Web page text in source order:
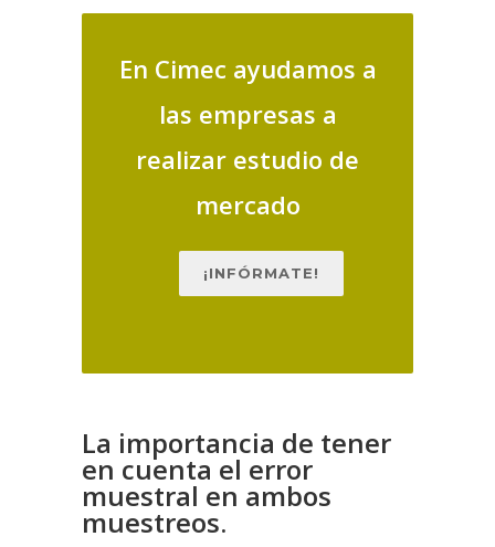
En Cimec ayudamos a
las empresas a
realizar estudio de
mercado
¡INFÓRMATE!
La importancia de tener
en cuenta el error
muestral en ambos
muestreos.